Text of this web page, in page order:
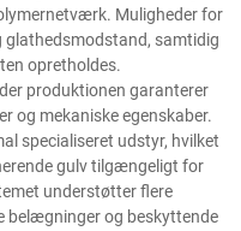
Muligheder for
glathedsmodstand, samtidig
opretholdes.
produktionen garanterer
og mekaniske egenskaber.
specialiseret udstyr, hvilket
gulv tilgængeligt for
understøtter flere
belægninger og beskyttende